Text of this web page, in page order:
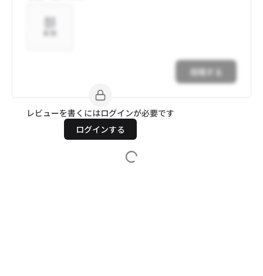
投稿する
レビューを書くにはログインが必要です
ログインする